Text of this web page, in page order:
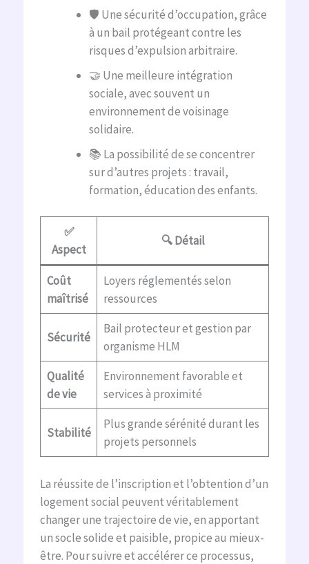
🛡️ Une sécurité d’occupation, grâce
à un bail protégeant contre les
risques d’expulsion arbitraire.
🤝 Une meilleure intégration
sociale, avec souvent un
environnement de voisinage
solidaire.
📚 La possibilité de se concentrer
sur d’autres projets : travail,
formation, éducation des enfants.
✅
Aspect
🔍 Détail
Coût
maîtrisé
Loyers réglementés selon
ressources
Sécurité
Bail protecteur et gestion par
organisme HLM
Qualité
de vie
Environnement favorable et
services à proximité
Stabilité
Plus grande sérénité durant les
projets personnels
La réussite de l’inscription et l’obtention d’un
logement social peuvent véritablement
changer une trajectoire de vie, en apportant
un socle solide et paisible, propice au mieux-
être. Pour suivre et accélérer ce processus,